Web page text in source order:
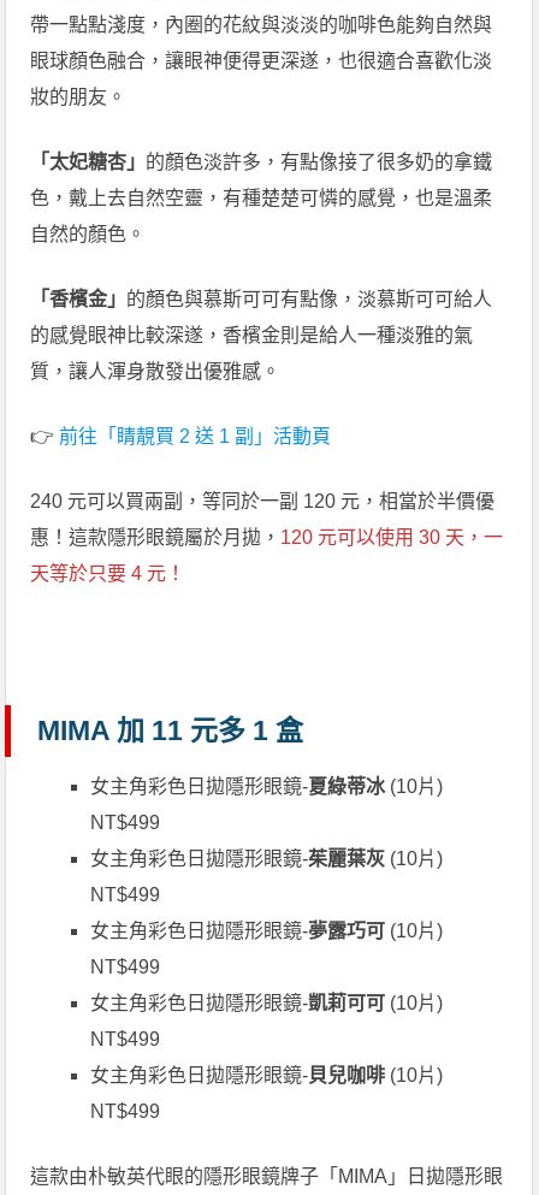
帶一點點淺度，內圈的花紋與淡淡的咖啡色能夠自然與
眼球顏色融合，讓眼神便得更深遂，也很適合喜歡化淡
妝的朋友。
「太妃糖杏」 的顏色淡許多，有點像接了很多奶的拿鐵
色，戴上去自然空靈，有種楚楚可憐的感覺，也是溫柔
自然的顏色。
「香檳金」 的顏色與慕斯可可有點像，淡慕斯可可給人
的感覺眼神比較深遂，香檳金則是給人一種淡雅的氣
質，讓人渾身散發出優雅感。
👉前往「睛靚買 2 送 1 副」活動頁
240 元可以買兩副，等同於一副 120 元，相當於半價優
惠！這款隱形眼鏡屬於月拋， 120 元可以使用 30 天，一
天等於只要 4 元！
MIMA 加 11 元多 1 盒
女主角彩色日拋隱形眼鏡-夏綠蒂冰(10片)
NT$499
女主角彩色日拋隱形眼鏡-茱麗葉灰 (10片)
NT$499
女主角彩色日拋隱形眼鏡-夢露巧可 (10片)
NT$499
女主角彩色日拋隱形眼鏡-凱莉可可 (10片)
NT$499
女主角彩色日拋隱形眼鏡-貝兒咖啡 (10片)
NT$499
這款由朴敏英代眼的隱形眼鏡牌子「MIMA」日拋隱形眼